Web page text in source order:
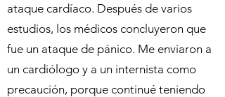
ataque cardíaco. Después de varios
estudios, los médicos concluyeron que
fue un ataque de pánico. Me enviaron a
un cardiólogo y a un internista como
precaución, porque continué teniendo